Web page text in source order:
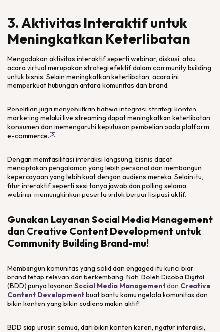
3. Aktivitas Interaktif untuk
Meningkatkan Keterlibatan
Mengadakan aktivitas interaktif seperti webinar, diskusi, atau
acara virtual merupakan strategi efektif dalam community building
untuk bisnis. Selain meningkatkan keterlibatan, acara ini
memperkuat hubungan antara komunitas dan brand.
Penelitian juga menyebutkan bahwa integrasi strategi konten
marketing melalui live streaming dapat meningkatkan keterlibatan
konsumen dan memengaruhi keputusan pembelian padaplatform
e-commerce.[3]
Dengan memfasilitasi interaksi langsung, bisnis dapat
menciptakan pengalaman yang lebih personal dan membangun
kepercayaan yang lebih kuat dengan audiens mereka. Selain itu,
fitur interaktif seperti sesi tanya jawab dan polling selama
webinar memungkinkan peserta untuk berpartisipasi aktif.
Gunakan Layanan Social Media Management
dan Creative Content Development untuk
Community Building Brand-mu!
Membangun komunitas yang solid dan engageditu kunci biar
brand tetap relevan dan berkembang. Nah, Boleh Dicoba Digital
(BDD) punya layanan Social Media Managementdan Creative
Content Developmentbuat bantu kamu ngelola komunitas dan
bikin konten yang bikin audiens makin aktif!
BDD siap urusin semua, dari bikin konten keren, ngatur interaksi,